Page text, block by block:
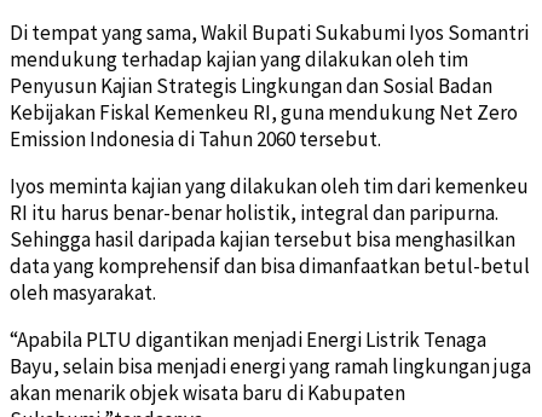
Di tempat yang sama, Wakil Bupati Sukabumi Iyos Somantri
mendukung terhadap kajian yang dilakukan oleh tim
Penyusun Kajian Strategis Lingkungan dan Sosial Badan
Kebijakan Fiskal Kemenkeu RI, guna mendukung Net Zero
Emission Indonesia di Tahun 2060 tersebut.
Iyos meminta kajian yang dilakukan oleh tim dari kemenkeu
RI itu harus benar-benar holistik, integral dan paripurna.
Sehingga hasil daripada kajian tersebut bisa menghasilkan
data yang komprehensif dan bisa dimanfaatkan betul-betul
oleh masyarakat.
“Apabila PLTU digantikan menjadi Energi Listrik Tenaga
Bayu, selain bisa menjadi energi yang ramah lingkungan juga
akan menarik objek wisata baru di Kabupaten